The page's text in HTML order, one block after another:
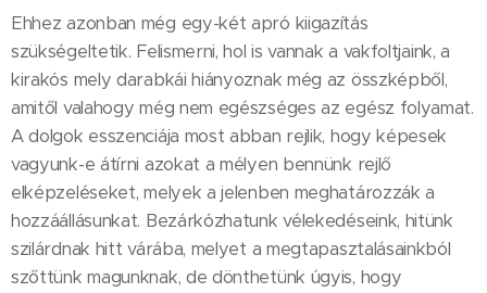
Ehhez azonban még egy-két apró kiigazítás
szükségeltetik. Felismerni, hol is vannak a vakfoltjaink, a
kirakós mely darabkái hiányoznak még az összképből,
amitől valahogy még nem egészséges az egész folyamat.
A dolgok esszenciája most abban rejlik, hogy képesek
vagyunk-e átírni azokat a mélyen bennünk rejlő
elképzeléseket, melyek a jelenben meghatározzák a
hozzáállásunkat. Bezárkózhatunk vélekedéseink, hitünk
szilárdnak hitt várába, melyet a megtapasztalásainkból
szőttünk magunknak, de dönthetünk úgyis, hogy